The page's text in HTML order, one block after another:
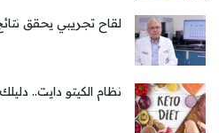
لقاح تجريبي يحقق
نظام الكيتو دايت..